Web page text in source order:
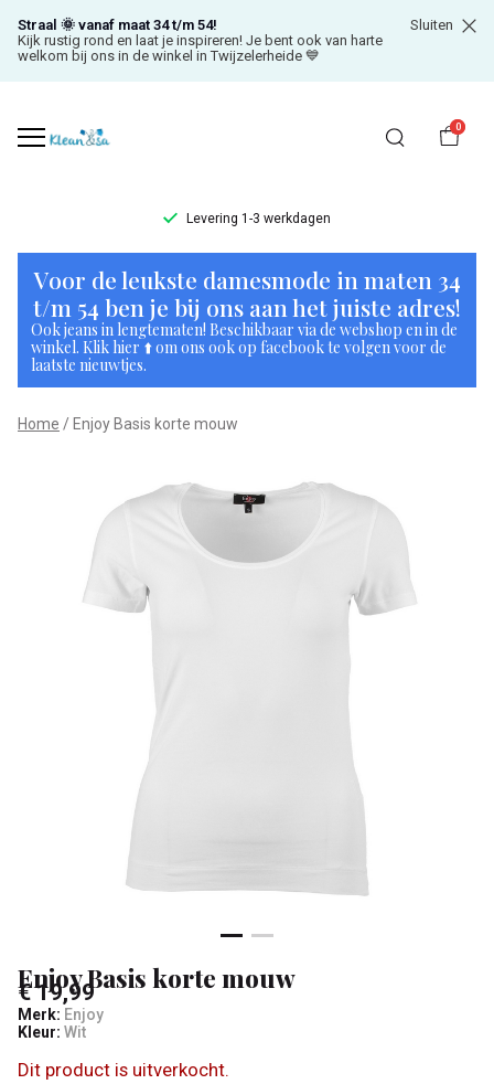
Straal 🌞 vanaf maat 34 t/m 54!
Kijk rustig rond en laat je inspireren! Je bent ook van harte
welkom bij ons in de winkel in Twijzelerheide 💙
Sluiten
0
Levering 1-3 werkdagen
Enjoy
Basis
korte
mouw
-
Klean
Voor de leukste damesmode in maten 34
t/m 54 ben je bij ons aan het juiste adres!
Ook jeans in lengtematen! Beschikbaar via de webshop en in de
winkel. Klik hier ⬆️ om ons ook op facebook te volgen voor de
laatste nieuwtjes.
Home Enjoy Basis korte mouw
Enjoy Basis korte mouw
€ 19,99
Merk: Enjoy
Kleur: Wit
Dit product is uitverkocht.